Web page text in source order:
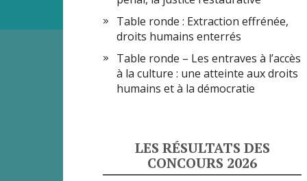
Table ronde : Extraction effrénée,
droits humains enterrés
Table ronde – Les entraves à l’accès
à la culture : une atteinte aux droits
humains et à la démocratie
LES RÉSULTATS DES
CONCOURS 2026